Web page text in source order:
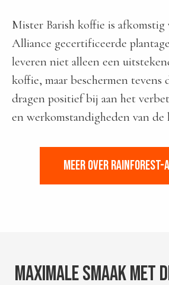
Mister Barish koffie is afkomstig
Alliance gecertificeerde
leveren niet alleen een
koffie, maar beschermen tevens
dragen positief bij aan het
en werkomstandigheden van de
MEER OVER RAINFOREST-
maximale smaak met